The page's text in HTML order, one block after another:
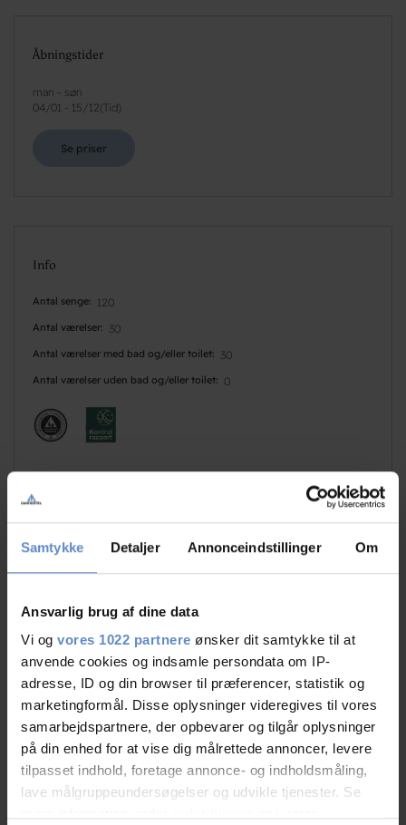
Samtykke Detaljer Annonceindstillinger Om
Ansvarlig brug af dine data
Vi og vores 1022 partnere ønsker dit samtykke til at
anvende cookies og indsamle persondata om IP-
adresse, ID og din browser til præferencer, statistik og
marketingformål. Disse oplysninger videregives til vores
samarbejdspartnere, der opbevarer og tilgår oplysninger
på din enhed for at vise dig målrettede annoncer, levere
tilpasset indhold, foretage annonce- og indholdsmåling,
lave målgruppeundersøgelser og udvikle tjenester. Se
Åbningstider
man - søn
04/01 - 15/12( Tid)
Se priser
Info
Antal senge 120
Antal værelser 30
Antal værelser med bad og/eller toilet 30
Antal værelser uden bad og/eller toilet 0
Gratis wifi
Fodbold
Fodboldbane
Gratis parkering Handicap venligt
Sportshal Svømmehal
Læs mere